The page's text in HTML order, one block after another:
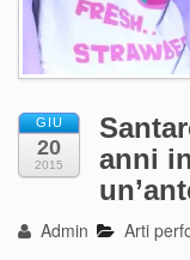
GIU
20
2015
anni
Admin Arti